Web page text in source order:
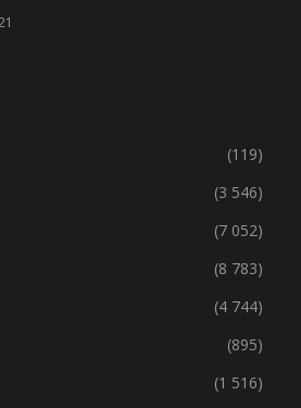
(119)
(3 546)
(7 052)
(8 783)
(4 744)
(895)
(1 516)